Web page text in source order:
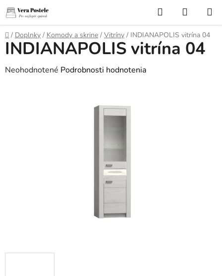
Prejsť
na
obsah
Hľadať
KOŠÍK
Domov
/ Doplnky / Komody a skrine / Vitríny / INDIANAPOLIS vitrína 04
INDIANAPOLIS vitrína 04
Priemerné
Neohodnotené Podrobnosti hodnotenia